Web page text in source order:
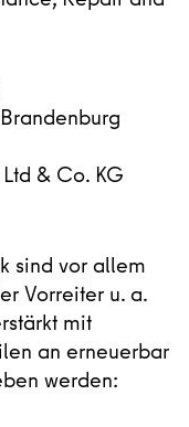
& Co. KG
sind vor allem
Vorreiter u. a.
mit
an erneuerbar
werden: